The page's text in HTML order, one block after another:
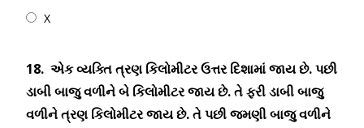
X
18. એક વ્યક્તિ ત્રણ કિલોમીટર ઉત્તર દિશામાં જાય છે. પછી
ડાબી બાજુ વળીને બે કિલોમીટર જાય છે. તે ફરી ડાબી બાજુ
વળીને ત્રણ કિલોમીટર જાય છે. તે પછી જમણી બાજુ વળીને